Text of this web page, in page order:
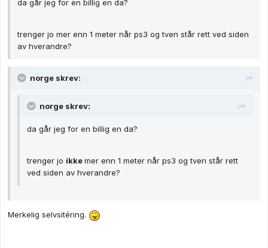
da går jeg for en billig en da?
trenger jo mer enn 1 meter når ps3 og tven står rett ved siden
av hverandre?
norge skrev:
norge skrev:
da går jeg for en billig en da?
trenger jo ikkemer enn 1 meter når ps3 og tven står rett
ved siden av hverandre?
Merkelig selvsitéring.